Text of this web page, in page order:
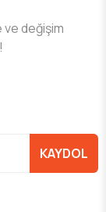
ve değişim
KAYDOL